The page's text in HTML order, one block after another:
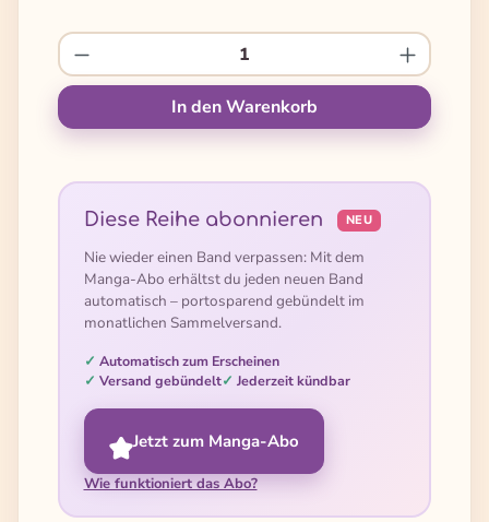
Produkt Anzahl: Gib den gewünschten
In den Warenkorb
Diese Reihe abonnieren NEU
Nie wieder einen Band verpassen: Mit dem
Manga-Abo erhältst du jeden neuen Band
automatisch – portosparend gebündelt im
monatlichen Sammelversand.
Automatisch zum Erscheinen
Versand gebündelt
Jederzeit kündbar
Jetzt zum Manga-Abo
Wie funktioniert das Abo?